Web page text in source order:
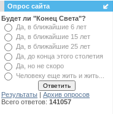
Опрос сайта
Будет ли "Конец Света"?
Да, в ближайшие 6 лет
Да, в ближайшие 15 лет
Да, в ближайшие 25 лет
Да, до конца этого столетия
Да, но не скоро
Человеку еще жить и жить...
Результаты | Архив опросов
Всего ответов: 141057